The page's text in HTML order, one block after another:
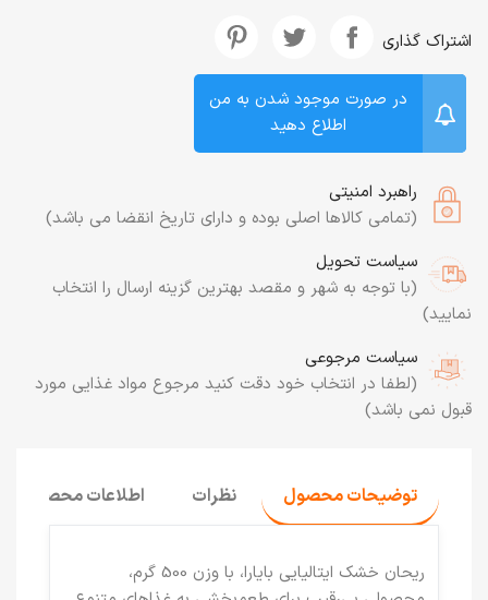
اشتراک گذاری
در صورت موجود شدن به من
اطلاع دهید
راهبرد امنیتی
(تمامی کالاها اصلی بوده و دارای تاریخ انقضا می باشد)
سیاست تحویل
(با توجه به شهر و مقصد بهترین گزینه ارسال را انتخاب
نمایید)
سیاست مرجوعی
(لطفا در انتخاب خود دقت کنید مرجوع مواد غذایی مورد
قبول نمی باشد)
توضیحات محصول نظرات اطلاعات محصول
ریحان خشک ایتالیایی بایارا، با وزن 500 گرم،